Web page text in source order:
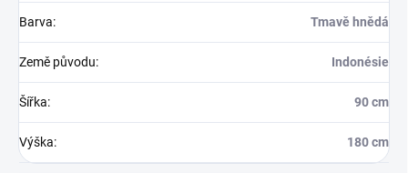
Barva: Tmavě hnědá
Země původu: Indonésie
Šířka: 90 cm
Výška: 180 cm